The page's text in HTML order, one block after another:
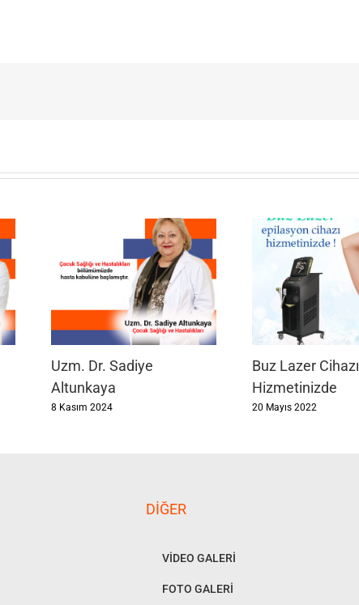
Uzm. Dr. Sadiye
Altunkaya
8 Kasım 2024
Buz Lazer Cihazı
Hizmetinizde
20 Mayıs 2022
DIĞER
VİDEO GALERİ
FOTO GALERİ